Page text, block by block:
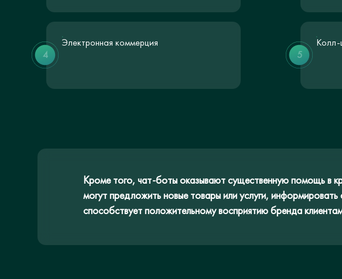
Электронная коммерция
4
Колл-
5
Кроме того, чат-боты оказывают существенную помощь в
могут предложить новые товары или услуги,
способствует положительному восприятию бренда